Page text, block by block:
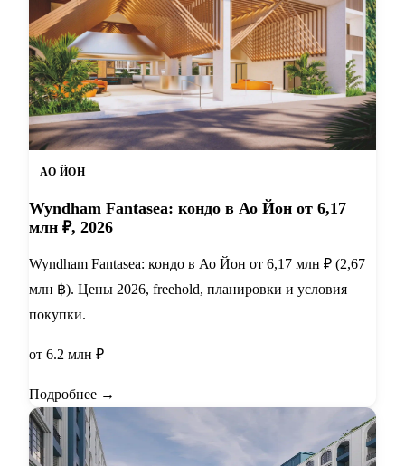
АО ЙОН
Wyndham Fantasea: кондо в Ао Йон от 6,17
млн ₽, 2026
Wyndham Fantasea: кондо в Ао Йон от 6,17 млн ₽ (2,67
млн ฿). Цены 2026, freehold, планировки и условия
покупки.
от 6.2 млн ₽
Подробнее →